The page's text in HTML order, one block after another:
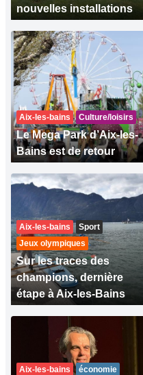
nouvelles installations
Aix-les-bains Culture/loisirs
Le Mega Park d’Aix-les-
Bains est de retour
Aix-les-bains
Sport
Jeux olympiques
Sur les traces des
champions, dernière
étape à Aix-les-Bains
Aix-les-bains économie